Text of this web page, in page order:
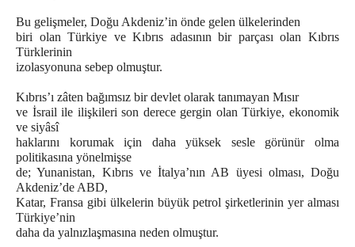
Bu gelişmeler, Doğu Akdeniz’in önde gelen ülkelerinden
biri olan Türkiye ve Kıbrıs adasının bir parçası olan Kıbrıs
Türklerinin
izolasyonuna sebep olmuştur.
Kıbrıs’ı zâten bağımsız bir devlet olarak tanımayan Mısır
ve İsrail ile ilişkileri son derece gergin olan Türkiye, ekonomik
ve siyâsî
haklarını korumak için daha yüksek sesle görünür olma
politikasına yönelmişse
de; Yunanistan, Kıbrıs ve İtalya’nın AB üyesi olması, Doğu
Akdeniz’de ABD,
Katar, Fransa gibi ülkelerin büyük petrol şirketlerinin yer alması
Türkiye’nin
daha da yalnızlaşmasına neden olmuştur.